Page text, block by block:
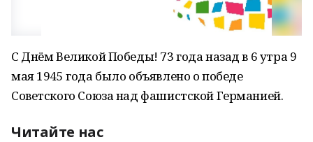
С Днём Великой Победы! 73 года назад в 6 утра 9
мая 1945 года было объявлено о победе
Советского Союза над фашистской Германией.
Читайте нас